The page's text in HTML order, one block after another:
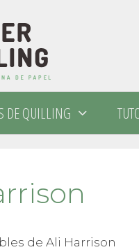
DE QUILLING
de Ali Harrison